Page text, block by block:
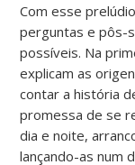
Com esse
perguntas e pôs-
possíveis. Na
explicam as
contar a história
promessa de se
dia e noite,
lançando-as num